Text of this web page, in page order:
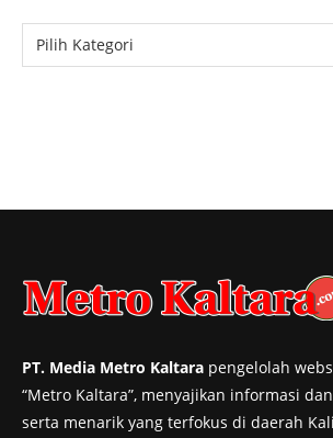
PT. Media Metro Kaltara pengelolah
“Metro Kaltara”, menyajikan informasi
serta menarik yang terfokus di daerah